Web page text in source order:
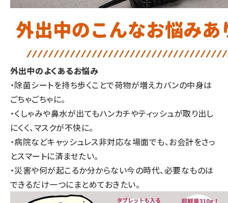
外出中のよくあるお悩み
・除菌シートを持ち歩くことで荷物が増えカバンの中身は
ごちゃごちゃに。
・くしゃみや鼻水が出てもハンカチやティッシュが取り出し
にくく、マスクが不快に。
・病院などキャッシュレス非対応な場面でも、お会計をさっ
とスマートに済ませたい。
・災害や何が起こるか分からない今の時代、必要なものは
できるだけ一つにまとめておきたい。